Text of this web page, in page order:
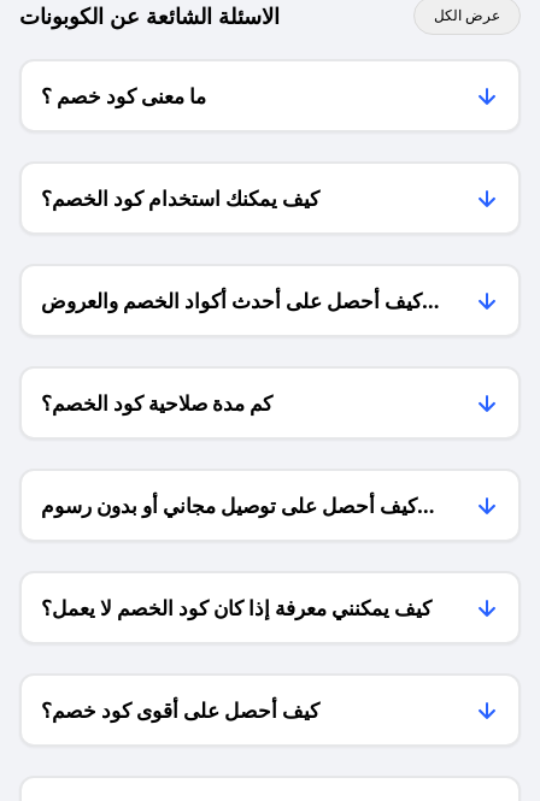
الاسئلة الشائعة عن الكوبونات عرض الكل
ما معنى كود خصم ؟
كيف يمكنك استخدام كود الخصم؟
كيف أحصل على أحدث أكواد الخصم والعروض
للمتاجر؟
كم مدة صلاحية كود الخصم؟
كيف أحصل على توصيل مجاني أو بدون رسوم
الشحن ؟
كيف يمكنني معرفة إذا كان كود الخصم لا يعمل؟
كيف أحصل على أقوى كود خصم؟